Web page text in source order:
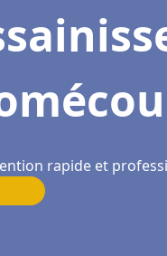
rapide et